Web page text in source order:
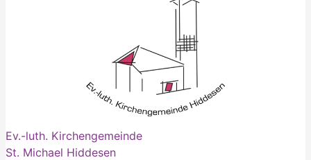
Ev.-luth. Kirchengemeinde
St. Michael Hiddesen